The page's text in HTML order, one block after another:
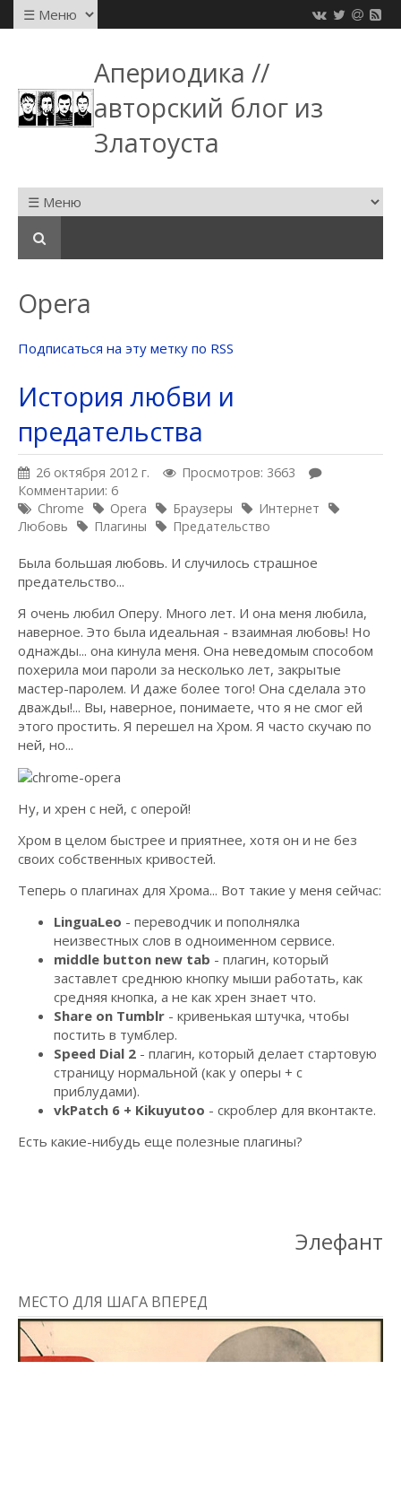
Апериодика //
авторский блог из
Златоуста
Opera
Подписаться на эту метку по RSS
История любви и
предательства
26 октября 2012 г.
Просмотров: 3663
Комментарии: 6
Chrome
Opera Браузеры
Интернет
Любовь
Плагины Предательство
Была большая любовь. И случилось страшное
предательство...
Я очень любил Оперу. Много лет. И она меня любила,
наверное. Это была идеальная - взаимная любовь! Но
однажды... она кинула меня. Она неведомым способом
похерила мои пароли за несколько лет, закрытые
мастер-паролем. И даже более того! Она сделала это
дважды!... Вы, наверное, понимаете, что я не смог ей
этого простить. Я перешел на Хром. Я часто скучаю по
ней, но...
Ну, и хрен с ней, с оперой!
Хром в целом быстрее и приятнее, хотя он и не без
своих собственных кривостей.
Теперь о плагинах для Хрома... Вот такие у меня сейчас:
LinguaLeo - переводчик и пополнялка
неизвестных слов в одноименном сервисе.
middle button new tab - плагин, который
заставлет среднюю кнопку мыши работать, как
средняя кнопка, а не как хрен знает что.
Share on Tumblr - кривенькая штучка, чтобы
постить в тумблер.
Speed Dial 2 - плагин, который делает стартовую
страницу нормальной (как у оперы + с
приблудами).
vkPatch 6 + Kikuyutoo - скроблер для вконтакте.
Есть какие-нибудь еще полезные плагины?
Элефант
МЕСТО ДЛЯ ШАГА ВПЕРЕД